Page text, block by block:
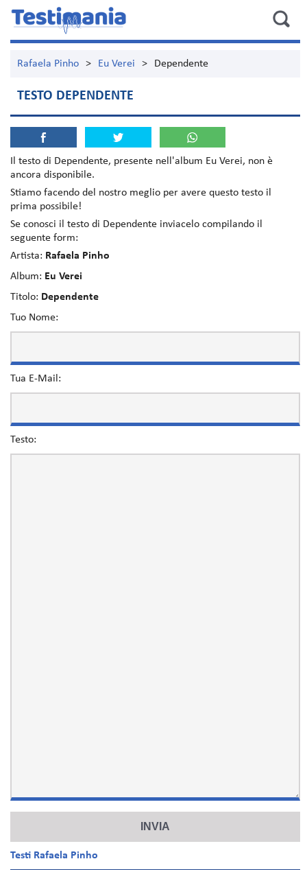
Rafaela Pinho > Eu Verei > Dependente
TESTO DEPENDENTE
Il testo di Dependente, presente nell'album Eu Verei, non è
ancora disponibile.
Stiamo facendo del nostro meglio per avere questo testo il
prima possibile!
Se conosci il testo di Dependente inviacelo compilando il
seguente form:
Artista: Rafaela Pinho
Album: Eu Verei
Titolo: Dependente
Tuo Nome:
Tua E-Mail:
Testo:
Testi Rafaela Pinho